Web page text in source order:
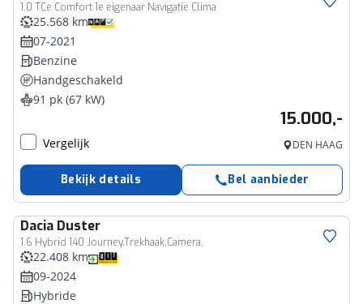
1.0 TCe Comfort 1e eigenaar Navigatie Clima
25.568 km
07-2021
Benzine
Handgeschakeld
91 pk (67 kW)
15.000,-
Vergelijk DEN HAAG
Bekijk details Bel aanbieder
Dacia Duster
1.6 Hybrid 140 Journey,Trekhaak,Camera.
22.408 km
09-2024
Hybride